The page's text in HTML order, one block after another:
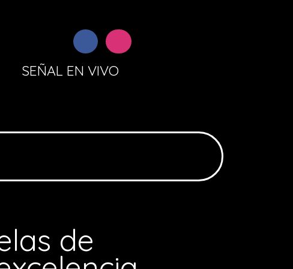
SEÑAL EN VIVO
de